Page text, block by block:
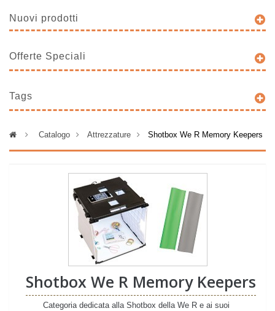
Nuovi prodotti
Offerte Speciali
Tags
> Catalogo > Attrezzature > Shotbox We R Memory Keepers
Shotbox We R Memory Keepers
Categoria dedicata alla Shotbox della We R e ai suoi